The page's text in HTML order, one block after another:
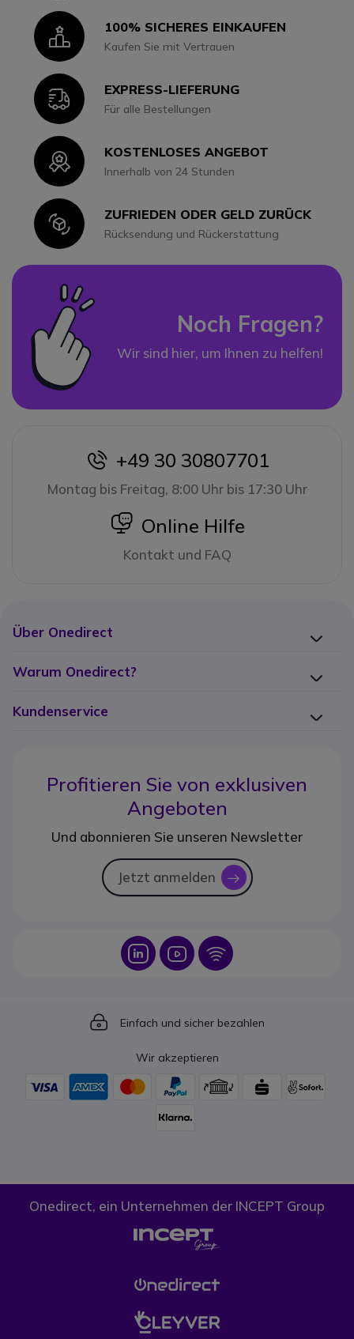
Icon100% SICHERES EINKAUFEN
Kaufen Sie mit Vertrauen
IconEXPRESS-LIEFERUNG
Für alle Bestellungen
IconKOSTENLOSES ANGEBOT
Innerhalb von 24 Stunden
IconZUFRIEDEN ODER GELD ZURÜCK
Rücksendung und Rückerstattung
Noch Fragen?
Wir sind hier, um Ihnen zu helfen!
icon
+49 30 30807701
Montag bis Freitag, 8:00 Uhr bis 17:30 Uhr
icon
Online Hilfe
Kontakt und FAQ
Über Onedirect
Warum Onedirect?
Kundenservice
Profitieren Sie von exklusiven
Angeboten
Und abonnieren Sie unseren Newsletter
Jetzt anmelden icon
Icon Icon Icon
Icon
Einfach und sicher bezahlen
Wir akzeptieren
Onedirect, ein Unternehmen der INCEPT Group